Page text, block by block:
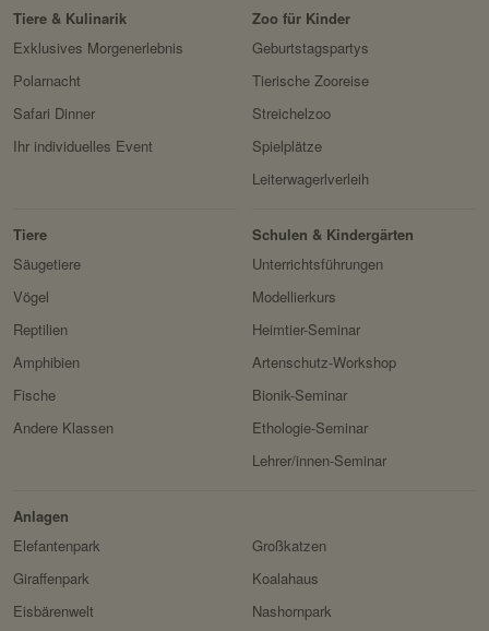
Tiere & Kulinarik
Exklusives Morgenerlebnis
Polarnacht
Safari Dinner
Ihr individuelles Event
Zoo für Kinder
Geburtstagspartys
Tierische Zooreise
Streichelzoo
Spielplätze
Leiterwagerlverleih
Schulen & Kindergärten
Unterrichtsführungen
Modellierkurs
Heimtier-Seminar
Artenschutz-Workshop
Bionik-Seminar
Ethologie-Seminar
Lehrer/innen-Seminar
Tiere
Säugetiere
Vögel
Reptilien
Amphibien
Fische
Andere Klassen
Anlagen
Elefantenpark
Giraffenpark
Eisbärenwelt
Großkatzen
Koalahaus
Nashornpark